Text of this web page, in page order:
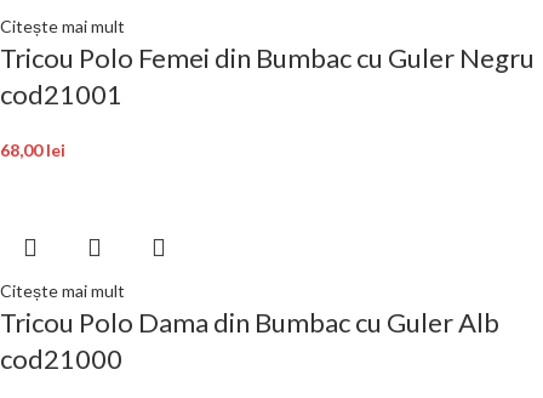
Citește mai mult
Tricou Polo Femei din Bumbac cu Guler Negru
cod21001
68,00lei
Citește mai mult
Tricou Polo Dama din Bumbac cu Guler Alb
cod21000